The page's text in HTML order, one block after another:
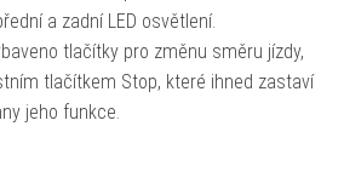
a zadní LED osvětlení.
tlačítky pro změnu směru jízdy,
tlačítkem Stop, které ihned zastaví
jeho funkce.